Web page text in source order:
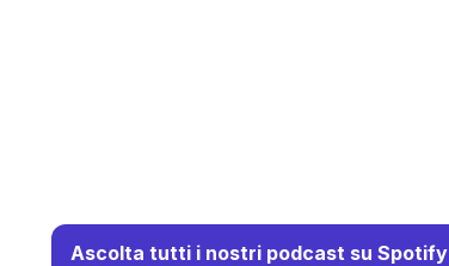
Ascolta tutti i nostri podcast su Spotify